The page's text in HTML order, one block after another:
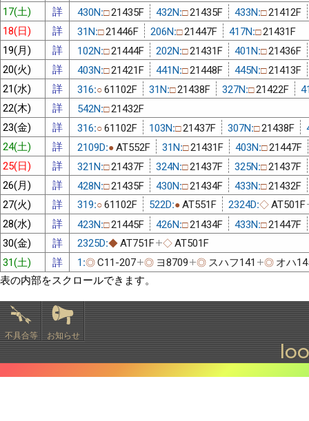
17(土)
詳 430N:□21435F 432N:□21435F 433N:□21412F
18(日)
詳 31N:□21446F 206N:□21447F 417N:□21431F
19(月)
詳 102N:□21444F 202N:□21431F 401N:□21436F
20(火)
詳 403N:□21421F 441N:□21448F 445N:□21413F
21(水)
詳 316:○61102F 31N:□21438F 327N:□21422F
22(木)
詳 542N:□21432F
23(金)
詳 316:○61102F 103N:□21437F 307N:□21438F
24(土)
詳 2109D:●AT552F 31N:□21431F 403N:□21447F
25(日)
詳 321N:□21437F 324N:□21437F 325N:□21437F
26(月)
詳 428N:□21435F 430N:□21434F 433N:□21432F
27(火)
詳 319:○61102F 522D:●AT551F 2324D:◇AT501F
28(水)
詳 423N:□21445F 426N:□21434F 433N:□21447F
30(金)
詳 2325D:◆AT751F ◇AT501F
31(土)
詳 1:◎C11-207 ◎ ヨ8709 ◎ スハフ141 ◎ オハ
表の内部をスクロールできます。
不具合等 お知らせ